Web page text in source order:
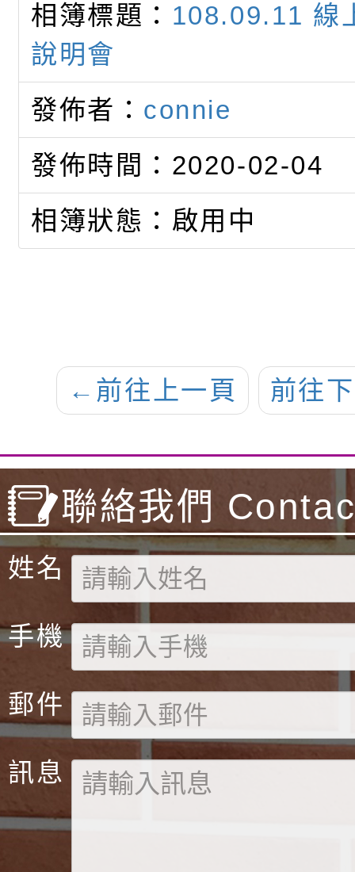
相簿標題： 108.09.11 線
說明會
發佈者： connie
發佈時間：2020-02-04
相簿狀態：啟用中
← 前往上一頁 前往
聯絡我們
姓名
手機
郵件
訊息